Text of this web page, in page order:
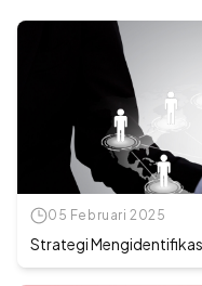
05 Februari 2025
Strategi